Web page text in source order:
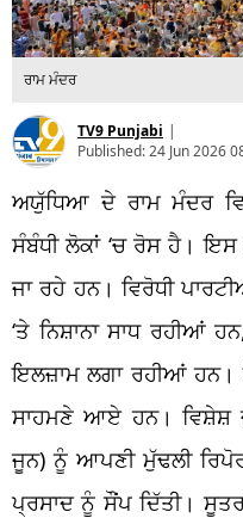
ਰਾਮ ਮੰਦਰ
TV9 Punjabi |
Published:24 Jun 2026
ਅਯੁੱਧਿਆ ਦੇ ਰਾਮ ਮੰਦਰ
ਸੰਬੰਧੀ ਲੋਕਾਂ ‘ਚ ਰੋਸ ਹੈ। ਇਸ
ਜਾ ਰਹੇ ਹਨ। ਵਿਰੋਧੀ
‘ਤੇ ਨਿਸ਼ਾਨਾ ਸਾਧ ਰਹੀਆਂ
ਇਲਜ਼ਾਮ ਲਗਾ ਰਹੀਆਂ ਹਨ।
ਸਾਹਮਣੇ ਆਏ ਹਨ। ਵਿਸ਼ੇਸ਼
ਜੂਨ) ਨੂੰ ਆਪਣੀ ਮੁੱਢਲੀ
ਪ੍ਰਸਾਦ ਨੂੰ ਸੌਂਪ ਦਿੱਤੀ।